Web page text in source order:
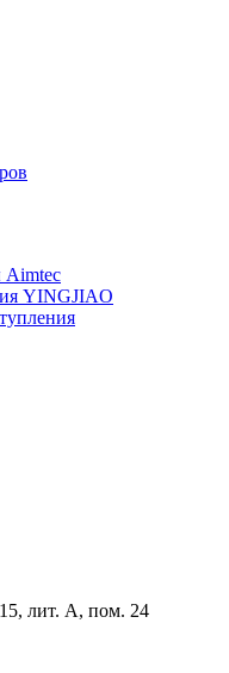
Aimtec
YINGJIAO
лит. А, пом. 24